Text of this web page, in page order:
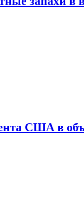
США в